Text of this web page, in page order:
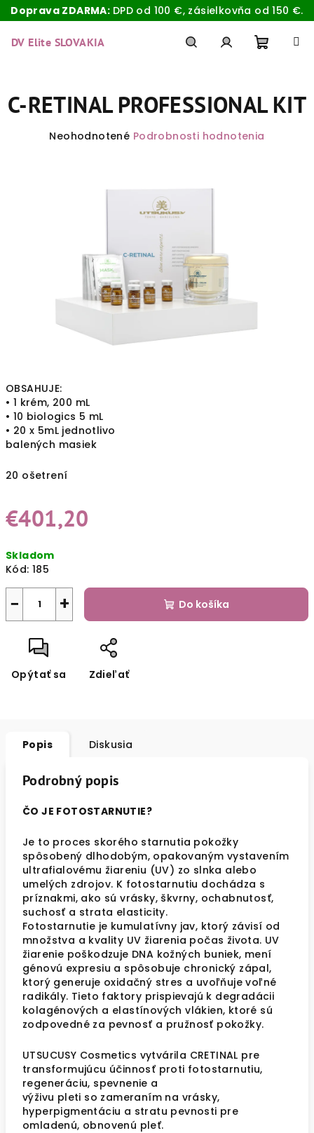
Doprava ZDARMA: DPD od 100 €, zásielkovňa od 150 €.
naDV Elite SLOVAKIA
košík
OBSAHUJE:
• 1 krém, 200 mL
• 10 biologics 5 mL
• 20 x 5mL jednotlivo
balených masiek
20 ošetrení
€401,20
cena:
Skladom
Kód: 185
+
− Do košíka
Opýtať sa Zdieľať
C-RETINAL PROFESSIONAL KIT
Priemerné
Neohodnotené Podrobnosti hodnotenia
Popis Diskusia
Podrobný popis
ČO JE FOTOSTARNUTIE?
Je to proces skorého starnutia pokožky
spôsobený dlhodobým, opakovaným vystavením
ultrafialovému žiareniu (UV) zo slnka alebo
umelých zdrojov. K fotostarnutiu dochádza s
príznakmi, ako sú vrásky, škvrny, ochabnutosť,
suchosť a strata elasticity.
Fotostarnutie je kumulatívny jav, ktorý závisí od
množstva a kvality UV žiarenia počas života. UV
žiarenie poškodzuje DNA kožných buniek, mení
génovú expresiu a spôsobuje chronický zápal,
ktorý generuje oxidačný stres a uvoľňuje voľné
radikály. Tieto faktory prispievajú k degradácii
kolagénových a elastínových vlákien, ktoré sú
zodpovedné za pevnosť a pružnosť pokožky.
UTSUCUSY Cosmetics vytvárila CRETINAL pre
transformujúcu účinnosť proti fotostarnutiu,
regeneráciu, spevnenie a
výživu pleti so zameraním na vrásky,
hyperpigmentáciu a stratu pevnosti pre
omladenú, obnovenú pleť.